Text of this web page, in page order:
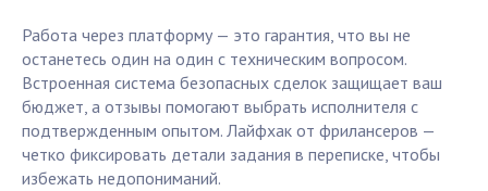
Работа через платформу — это гарантия, что вы не
останетесь один на один с техническим вопросом.
Встроенная система безопасных сделок защищает ваш
бюджет, а отзывы помогают выбрать исполнителя с
подтвержденным опытом. Лайфхак от фрилансеров —
четко фиксировать детали задания в переписке, чтобы
избежать недопониманий.